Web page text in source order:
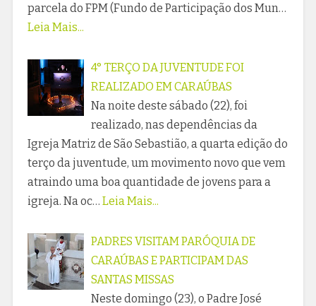
parcela do FPM (Fundo de Participação dos Mun…
Leia Mais...
4° TERÇO DA JUVENTUDE FOI
REALIZADO EM CARAÚBAS
Na noite deste sábado (22), foi
realizado, nas dependências da
Igreja Matriz de São Sebastião, a quarta edição do
terço da juventude, um movimento novo que vem
atraindo uma boa quantidade de jovens para a
igreja. Na oc… Leia Mais...
PADRES VISITAM PARÓQUIA DE
CARAÚBAS E PARTICIPAM DAS
SANTAS MISSAS
Neste domingo (23), o Padre José